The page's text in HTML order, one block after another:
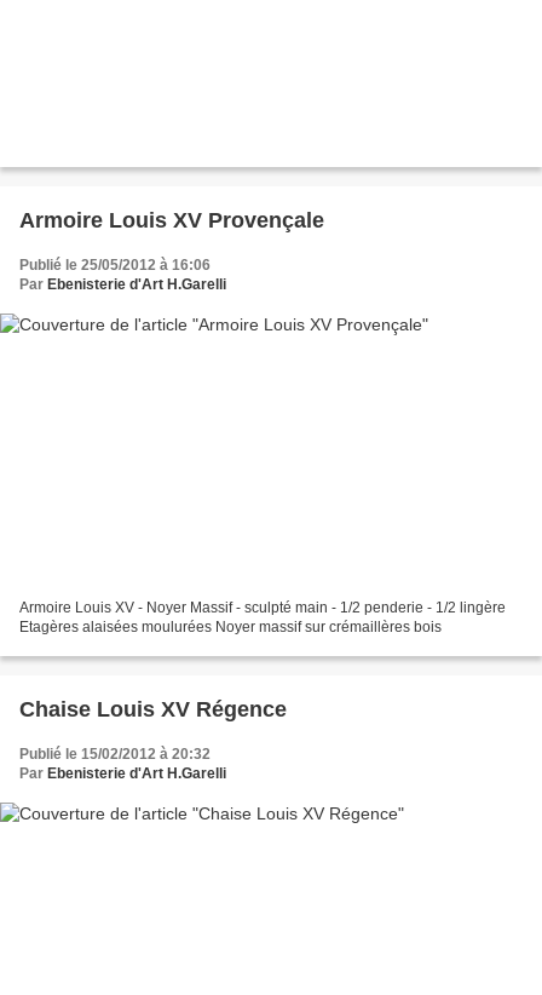
Armoire Louis XV Provençale
Publié le 25/05/2012 à 16:06
Par Ebenisterie d'Art H.Garelli
Armoire Louis XV - Noyer Massif - sculpté main - 1/2 penderie - 1/2 lingère
Etagères alaisées moulurées Noyer massif sur crémaillères bois
Chaise Louis XV Régence
Publié le 15/02/2012 à 20:32
Par Ebenisterie d'Art H.Garelli